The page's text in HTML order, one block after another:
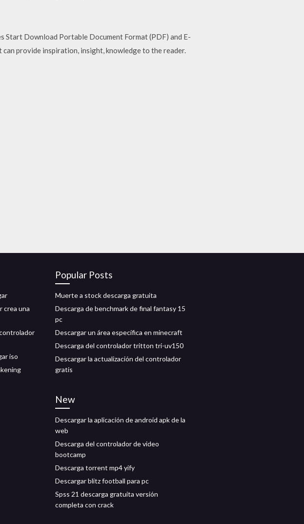
Start Download Portable Document Format (PDF) and E-
provide inspiration, insight, knowledge to the reader.
crea una
iso
Popular Posts
Muerte a stock descarga gratuita
Descarga de benchmark de final fantasy 15
pc
Descargar un área específica en minecraft
Descarga del controlador tritton tri-uv150
Descargar la actualización del controlador
gratis
New
Descargar la aplicación de android apk de la
web
Descarga del controlador de video
bootcamp
Descarga torrent mp4 yify
Descargar blitz football para pc
Spss 21 descarga gratuita versión
completa con crack